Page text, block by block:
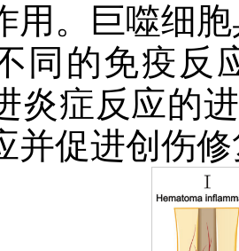
。
巨噬细
同的免疫反
炎症反应的
并促进创伤